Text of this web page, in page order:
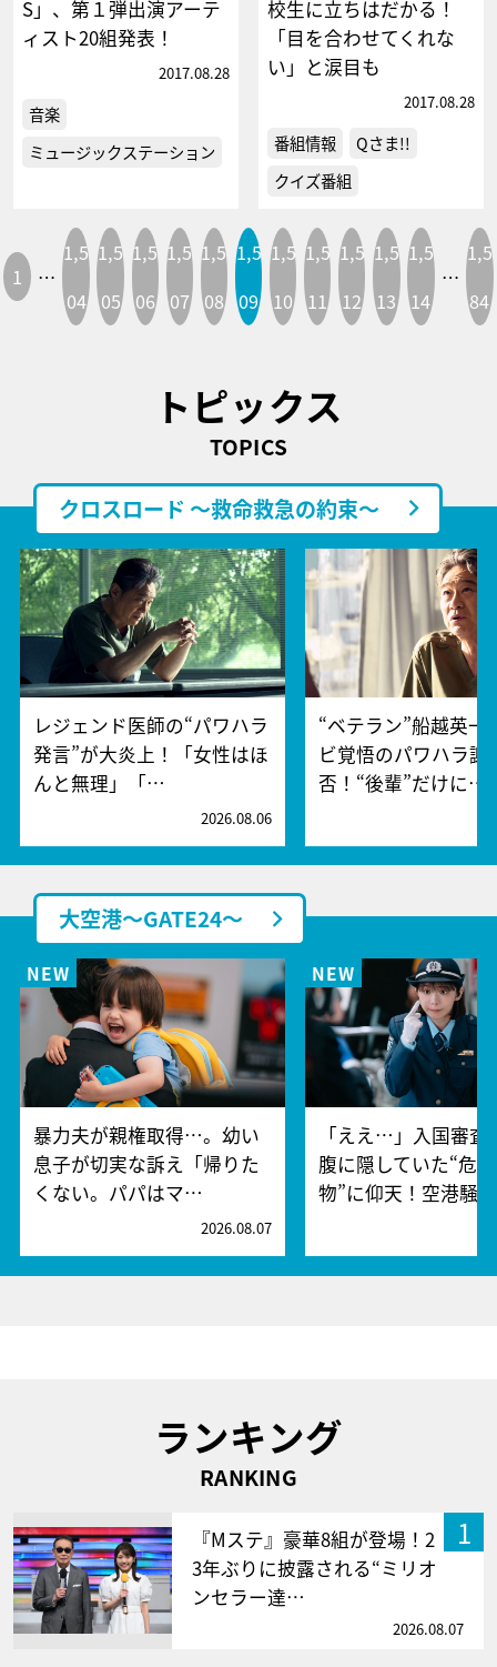
S」、第１弾出演アーテ
ィスト20組発表！
2017.08.28
音楽
ミュージックステーション
校生に立ちはだかる！
「目を合わせてくれな
い」と涙目も
2017.08.28
番組情報
Qさま!!
クイズ番組
1 …
1,5
04
1,5
05
1,5
06
1,5
07
1,5
08
1,5
09
1,5
10
1,5
11
1,5
12
1,5
13
1,5
14
…
1,5
84
トピックス
TOPICS
クロスロード ～救命救急の約束～
レジェンド医師の“パワハラ
発言”が大炎上！「女性はほ
んと無理」「…
2026.08.06
“ベテラン”船越英一
ビ覚悟のパワハラ謝
否！“後輩”だけに…
大空港～GATE24～
暴力夫が親権取得…。幼い
息子が切実な訴え「帰りた
くない。パパはマ…
2026.08.07
「ええ…」入国審査
腹に隠していた“危
物”に仰天！空港騒
ランキング
RANKING
1
『Mステ』豪華8組が登場！2
3年ぶりに披露される“ミリオ
ンセラー達…
2026.08.07